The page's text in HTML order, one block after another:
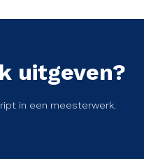
uitgeven?
in een meesterwerk.